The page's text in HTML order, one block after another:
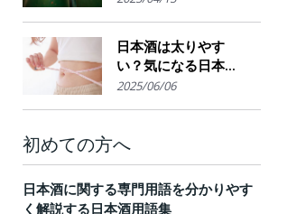
の未来展望
日本酒は太りやす
い？気になる日本酒
のカロリーと糖質。
2025/06/06
初めての方へ
日本酒に関する専門用語を分かりやす
く解説する日本酒用語集